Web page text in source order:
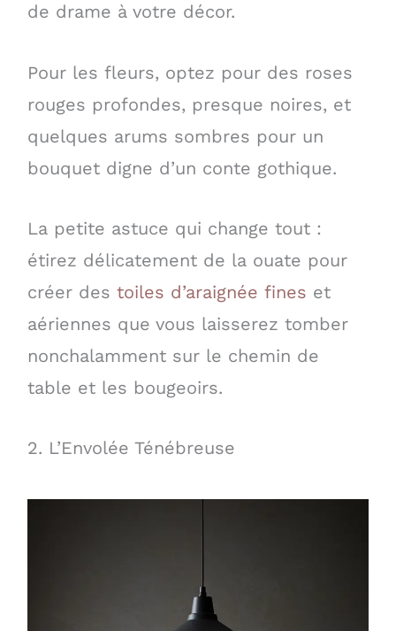
de drame à votre décor.
Pour les fleurs, optez pour des roses
rouges profondes, presque noires, et
quelques arums sombres pour un
bouquet digne d’un conte gothique.
La petite astuce qui change tout :
étirez délicatement de la ouate pour
créer des toiles d’araignée fines et
aériennes que vous laisserez tomber
nonchalamment sur le chemin de
table et les bougeoirs.
2. L’Envolée Ténébreuse